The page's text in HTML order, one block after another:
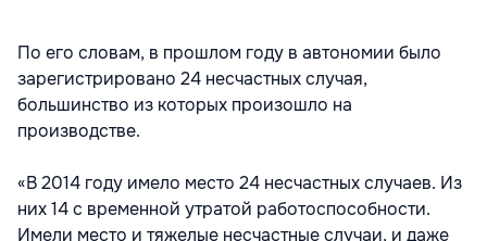
По его словам, в прошлом году в автономии было
зарегистрировано 24 несчастных случая,
большинство из которых произошло на
производстве.
«В 2014 году имело место 24 несчастных случаев. Из
них 14 с временной утратой работоспособности.
Имели место и тяжелые несчастные случаи, и даже